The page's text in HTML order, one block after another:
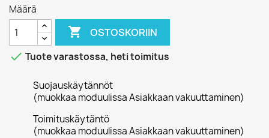
Määrä
 OSTOSKORIIN
 Tuote varastossa, heti toimitus
Suojauskäytännöt
(muokkaa moduulissa Asiakkaan vakuuttaminen)
Toimituskäytäntö
(muokkaa moduulissa Asiakkaan vakuuttaminen)